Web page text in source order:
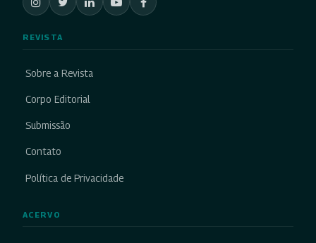
REVISTA
Sobre a Revista
Corpo Editorial
Submissão
Contato
Política de Privacidade
ACERVO